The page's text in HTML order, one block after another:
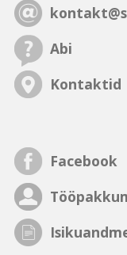
Abi
Kontaktid
Facebook